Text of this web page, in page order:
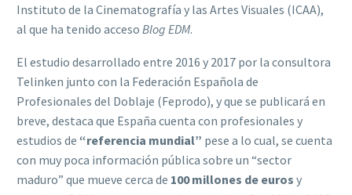
Instituto de la Cinematografía y las Artes Visuales (ICAA),
al que ha tenido acceso Blog EDM.
El estudio desarrollado entre 2016 y 2017 por la consultora
Telinken junto con la Federación Española de
Profesionales del Doblaje (Feprodo), y que se publicará en
breve, destaca que España cuenta con profesionales y
estudios de “referencia mundial” pese a lo cual, se cuenta
con muy poca información pública sobre un “sector
maduro” que mueve cerca de 100 millones de euros y